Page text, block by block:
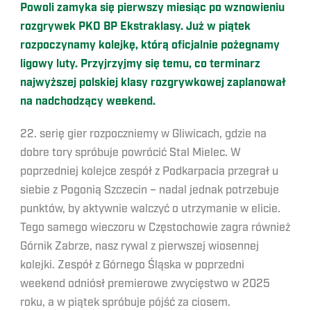
Powoli zamyka się pierwszy miesiąc po wznowieniu
rozgrywek PKO BP Ekstraklasy. Już w piątek
rozpoczynamy kolejkę, którą oficjalnie pożegnamy
ligowy luty. Przyjrzyjmy się temu, co terminarz
najwyższej polskiej klasy rozgrywkowej zaplanował
na nadchodzący weekend.
22. serię gier rozpoczniemy w Gliwicach, gdzie na
dobre tory spróbuje powrócić Stal Mielec. W
poprzedniej kolejce zespół z Podkarpacia przegrał u
siebie z Pogonią Szczecin – nadal jednak potrzebuje
punktów, by aktywnie walczyć o utrzymanie w elicie.
Tego samego wieczoru w Częstochowie zagra również
Górnik Zabrze, nasz rywal z pierwszej wiosennej
kolejki. Zespół z Górnego Śląska w poprzedni
weekend odniósł premierowe zwycięstwo w 2025
roku, a w piątek spróbuje pójść za ciosem.